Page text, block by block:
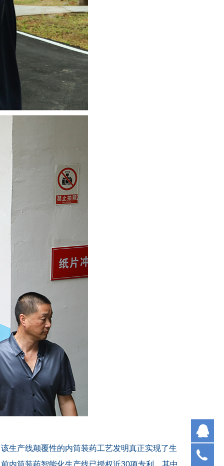
生产线颠覆性的内筒装药工艺发明真正实现了生